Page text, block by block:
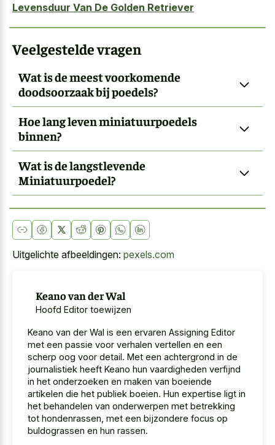
Levensduur Van De Golden Retriever
Veelgestelde vragen
Wat is de meest voorkomende
doodsoorzaak bij poedels?
Hoe lang leven miniatuurpoedels
binnen?
Wat is de langstlevende
Miniatuurpoedel?
Uitgelichte afbeeldingen: pexels.com
Keano van der Wal
Hoofd Editor toewijzen
Keano van der Wal is een ervaren Assigning Editor
met een passie voor verhalen vertellen en een
scherp oog voor detail. Met een achtergrond in de
journalistiek heeft Keano hun vaardigheden verfijnd
in het onderzoeken en maken van boeiende
artikelen die het publiek boeien. Hun expertise ligt in
het behandelen van onderwerpen met betrekking
tot hondenrassen, met een bijzondere focus op
buldograssen en hun rassen.